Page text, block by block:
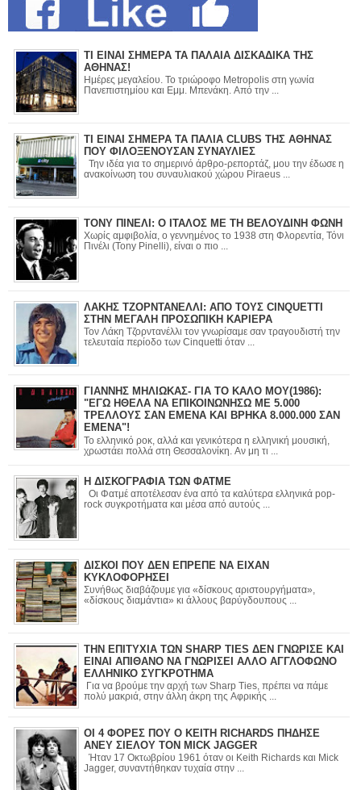
ΤΙ ΕΙΝΑΙ ΣΗΜΕΡΑ ΤΑ ΠΑΛΑΙΑ ΔΙΣΚΑΔΙΚΑ ΤΗΣ
ΑΘΗΝΑΣ!
Ημέρες μεγαλείου. Το τριώροφο Metropolis στη γωνία
Πανεπιστημίου και Εμμ. Μπενάκη. Από την ...
ΤΙ ΕΙΝΑΙ ΣΗΜΕΡΑ ΤΑ ΠΑΛΙΑ CLUBS ΤΗΣ ΑΘΗΝΑΣ
ΠΟΥ ΦΙΛΟΞΕΝΟΥΣΑΝ ΣΥΝΑΥΛΙΕΣ
Την ιδέα για το σημερινό άρθρο-ρεπορτάζ, μου την έδωσε η
ανακοίνωση του συναυλιακού χώρου Piraeus ...
ΤΟΝΥ ΠΙΝΕΛΙ: Ο ΙΤΑΛΟΣ ΜΕ ΤΗ ΒΕΛΟΥΔΙΝΗ ΦΩΝΗ
Χωρίς αμφιβολία, ο γεννημένος το 1938 στη Φλορεντία, Τόνι
Πινέλι (Tony Pinelli), είναι ο πιο ...
ΛΑΚΗΣ ΤΖΟΡΝΤΑΝΕΛΛΙ: ΑΠΟ ΤΟΥΣ CINQUETTI
ΣΤΗΝ ΜΕΓΑΛΗ ΠΡΟΣΩΠΙΚΗ ΚΑΡΙΕΡΑ
Τον Λάκη Τζορντανέλλι τον γνωρίσαμε σαν τραγουδιστή την
τελευταία περίοδο των Cinquetti όταν ...
ΓΙΑΝΝΗΣ ΜΗΛΙΩΚΑΣ- ΓΙΑ ΤΟ ΚΑΛΟ ΜΟΥ(1986):
"ΕΓΩ ΗΘΕΛΑ ΝΑ ΕΠΙΚΟΙΝΩΝΗΣΩ ΜΕ 5.000
ΤΡΕΛΛΟΥΣ ΣΑΝ ΕΜΕΝΑ ΚΑΙ ΒΡΗΚΑ 8.000.000 ΣΑΝ
ΕΜΕΝΑ"!
Το ελληνικό ροκ, αλλά και γενικότερα η ελληνική μουσική,
χρωστάει πολλά στη Θεσσαλονίκη. Αν μη τι ...
Η ΔΙΣΚΟΓΡΑΦΙΑ ΤΩΝ ΦΑΤΜΕ
Οι Φατμέ αποτέλεσαν ένα από τα καλύτερα ελληνικά pop-
rock συγκροτήματα και μέσα από αυτούς ...
ΔΙΣΚΟΙ ΠΟΥ ΔΕΝ ΕΠΡΕΠΕ ΝΑ ΕΙΧΑΝ
ΚΥΚΛΟΦΟΡΗΣΕΙ
Συνήθως διαβάζουμε για «δίσκους αριστουργήματα»,
«δίσκους διαμάντια» κι άλλους βαρύγδουπους ...
ΤΗΝ ΕΠΙΤΥΧΙΑ ΤΩΝ SHARP TIES ΔΕΝ ΓΝΩΡΙΣΕ ΚΑΙ
ΕΙΝΑΙ ΑΠΙΘΑΝΟ ΝΑ ΓΝΩΡΙΣΕΙ ΑΛΛΟ ΑΓΓΛΟΦΩΝΟ
ΕΛΛΗΝΙΚΟ ΣΥΓΚΡΟΤΗΜΑ
Για να βρούμε την αρχή των Sharp Ties, πρέπει να πάμε
πολύ μακριά, στην άλλη άκρη της Αφρικής ...
ΟΙ 4 ΦΟΡΕΣ ΠΟΥ Ο KEITH RICHARDS ΠΗΔΗΣΕ
ΑΝΕΥ ΣΙΕΛΟΥ ΤΟΝ MICK JAGGER
Ήταν 17 Οκτωβρίου 1961 όταν οι Keith Richards και Mick
Jagger, συναντήθηκαν τυχαία στην ...